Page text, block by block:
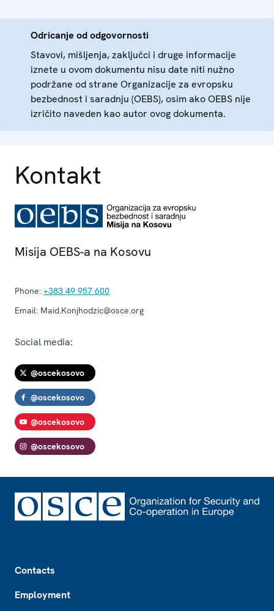
Odricanje od odgovornosti
Stavovi, mišljenja, zaključci i druge informacije
iznete u ovom dokumentu nisu date niti nužno
podržane od strane Organizacije za evropsku
bezbednost i saradnju (OEBS), osim ako OEBS nije
izričito naveden kao autor ovog dokumenta.
Kontakt
Misija OEBS-a na Kosovu
Phone: +383 49 957 600
Email: Maid.Konjhodzic@osce.org
Social media:
@oscekosovo
@oscekosovo
@oscekosovo
@oscekosovo
Contacts
Employment